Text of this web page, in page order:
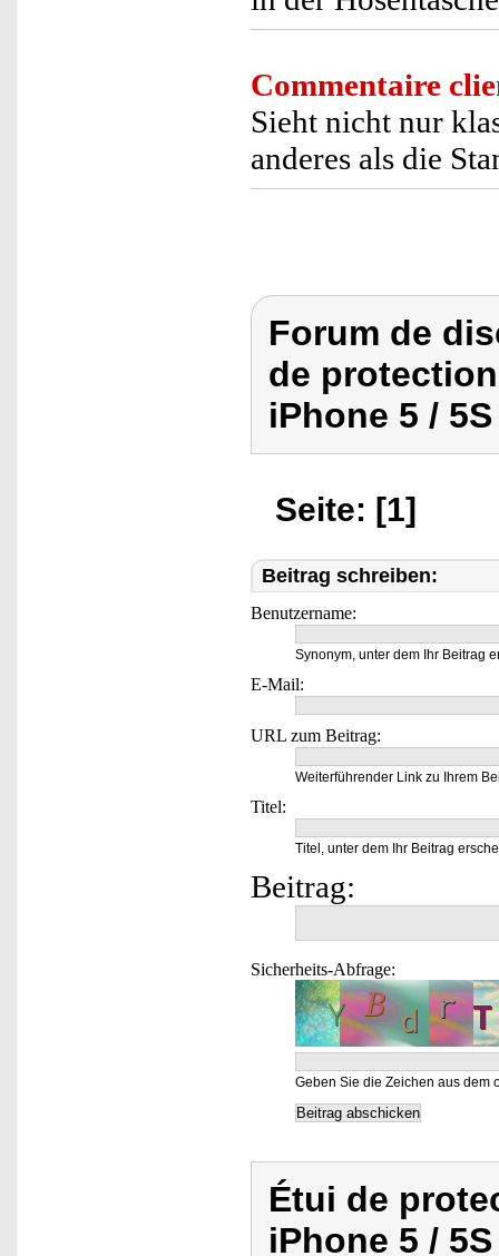
Commentaire
Sieht nicht nur
anderes als die
Forum de
de
iPhone 5 /
Seite: [1]
Beitrag schreiben:
Benutzername:
Synonym, unter dem Ihr Beitrag
E-Mail:
URL zum Beitrag:
Weiterführender Link zu Ihrem
Titel:
Titel, unter dem Ihr Beitrag
Beitrag:
Sicherheits-Abfrage:
Geben Sie die Zeichen aus dem
Étui de
iPhone 5 / 5S